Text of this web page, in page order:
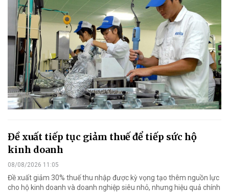
Đề xuất tiếp tục giảm thuế để tiếp sức hộ
kinh doanh
08/08/2026 11:05
Đề xuất giảm 30% thuế thu nhập được kỳ vọng tạo thêm nguồn lực
cho hộ kinh doanh và doanh nghiệp siêu nhỏ, nhưng hiệu quả chính